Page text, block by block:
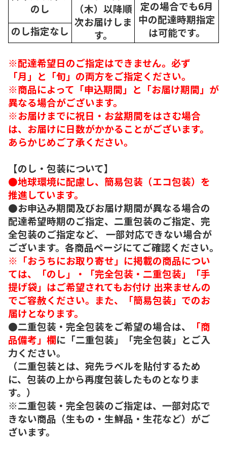
定の場合でも6月
中の配達時期指定
は可能です。
のし
（木）以降順
次お届けしま
す。
のし指定なし
※配達希望日のご指定はできません。必ず
「月」と「旬」の両方をご指定ください。
※商品によって「申込期間」と「お届け期間」が
異なる場合がございます。
※お届けまでに祝日・お盆期間をはさむ場合
は、お届けに日数がかかることがございます。
あらかじめご了承ください。
【のし・包装について】
●地球環境に配慮し、簡易包装（エコ包装）を
推進しています。
●お申込み期間及びお届け期間が異なる場合の
配達希望時期のご指定、二重包装のご指定、完
全包装のご指定など、 一部対応できない場合が
ございます。各商品ページにてご確認ください。
※「おうちにお取り寄せ」に掲載の商品につい
ては、「のし」・「完全包装・二重包装」「手
提げ袋」はご希望されてもお付け 出来ませんの
でご容赦ください。また、「簡易包装」でのお
届けとなります。
●二重包装・完全包装をご希望の場合は、
「商
品備考」欄に「二重包装」「完全包装」とご入
力ください。
（二重包装とは、宛先ラベルを貼付するため
に、包装の上から再度包装したものとなりま
す。）
※二重包装・完全包装のご指定は、一部対応で
きない商品（生もの・生鮮品・生花など）がご
ざいます。